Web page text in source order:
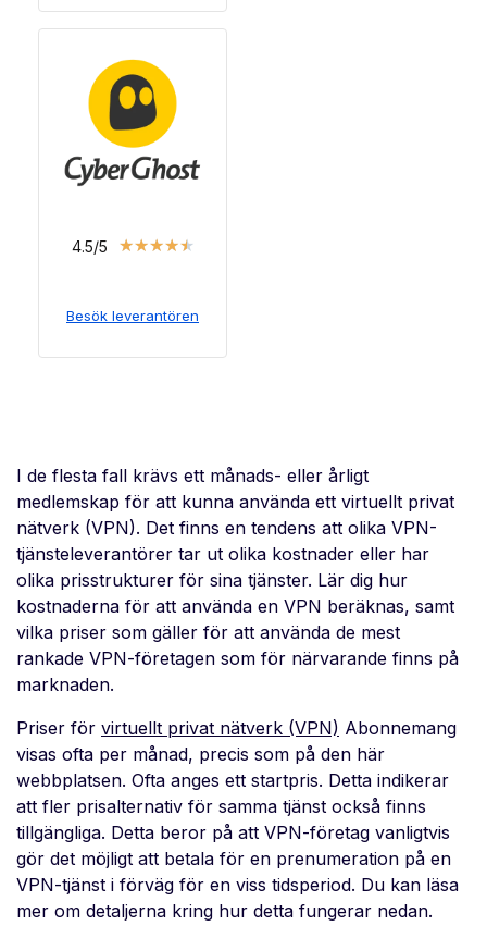
4.5/5 ★★★★★
Besök leverantören
I de flesta fall krävs ett månads- eller årligt
medlemskap för att kunna använda ett virtuellt privat
nätverk (VPN). Det finns en tendens att olika VPN-
tjänsteleverantörer tar ut olika kostnader eller har
olika prisstrukturer för sina tjänster. Lär dig hur
kostnaderna för att använda en VPN beräknas, samt
vilka priser som gäller för att använda de mest
rankade VPN-företagen som för närvarande finns på
marknaden.
Priser för virtuellt privat nätverk (VPN) Abonnemang
visas ofta per månad, precis som på den här
webbplatsen. Ofta anges ett startpris. Detta indikerar
att fler prisalternativ för samma tjänst också finns
tillgängliga. Detta beror på att VPN-företag vanligtvis
gör det möjligt att betala för en prenumeration på en
VPN-tjänst i förväg för en viss tidsperiod. Du kan läsa
mer om detaljerna kring hur detta fungerar nedan.